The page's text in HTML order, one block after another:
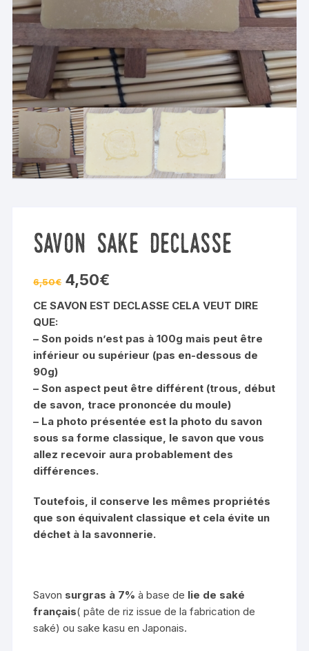
savon sake declasse
6,50€ Le
prix
était :
4,50€
est :
CE SAVON EST DECLASSE CELA VEUT DIRE
QUE:
– Son poids n’est pas à 100g mais peut être
inférieur ou supérieur (pas en-dessous de
90g)
– Son aspect peut être différent (trous, début
de savon, trace prononcée du moule)
– La photo présentée est la photo du savon
sous sa forme classique, le savon que vous
allez recevoir aura probablement des
différences.
Toutefois, il conserve les mêmes propriétés
que son équivalent classique et cela évite un
déchet à la savonnerie.
Savon surgras à 7% à base de lie de saké
français( pâte de riz issue de la fabrication de
saké) ou sake kasu en Japonais.